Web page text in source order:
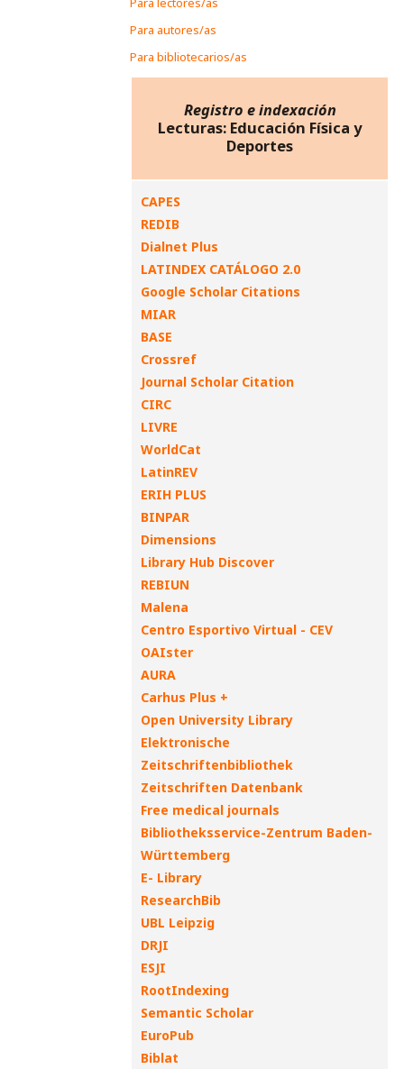
Para autores/as
Para bibliotecarios/as
Registro e indexación
Lecturas: Educación Física y
Deportes
CAPES
REDIB
Dialnet Plus
LATINDEX CATÁLOGO 2.0
Google Scholar Citations
MIAR
BASE
Crossref
Journal Scholar Citation
CIRC
LIVRE
WorldCat
LatinREV
ERIH PLUS
BINPAR
Dimensions
Library Hub Discover
REBIUN
Malena
Centro Esportivo Virtual - CEV
OAIster
AURA
Carhus Plus +
Open University Library
Elektronische
Zeitschriftenbibliothek
Zeitschriften Datenbank
Free medical journals
Bibliotheksservice-Zentrum Baden-
Württemberg
E- Library
ResearchBib
UBL Leipzig
DRJI
ESJI
RootIndexing
Semantic Scholar
EuroPub
Biblat